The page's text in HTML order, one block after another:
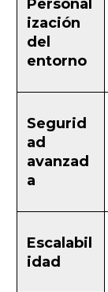
Personal
ización
del
entorno
Segurid
ad
avanzad
a
Escalabil
idad